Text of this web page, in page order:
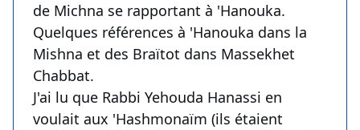
de Michna se rapportant à 'Hanouka.
Quelques références à 'Hanouka dans la
Mishna et des Braïtot dans Massekhet
Chabbat.
J'ai lu que Rabbi Yehouda Hanassi en
voulait aux 'Hashmonaïm (ils étaient